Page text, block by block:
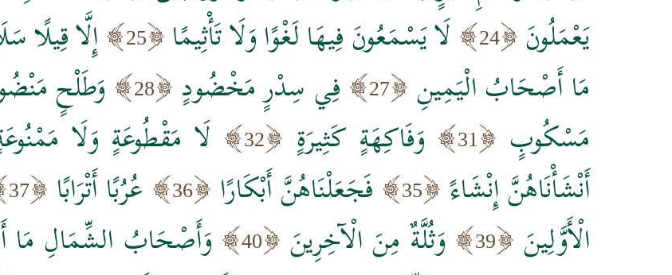
يَعْمَلُونَ
24 لَا يَسْمَعُونَ فِيهَا لَغْوًا وَلَا تَأْثِيمًا 25 إِلَّا قِيلًا
مَا أَصْحَابُ الْيَمِينِ
27 فِي سِدْرٍ مَخْضُودٍ 28 وَطَلْحٍ
مَسْكُوبٍ
31 وَفَاكِهَةٍ كَثِيرَةٍ 32 لَا مَقْطُوعَةٍ وَلَا
أَنْشَأْنَاهُنَّ إِنْشَاءً
35 فَجَعَلْنَاهُنَّ أَبْكَارًا 36 عُرُبًا أَتْرَابًا 37
الْأَوَّلِينَ
39 وَثُلَّةٌ مِنَ الْآخِرِينَ 40 وَأَصْحَابُ الشِّمَالِ مَا